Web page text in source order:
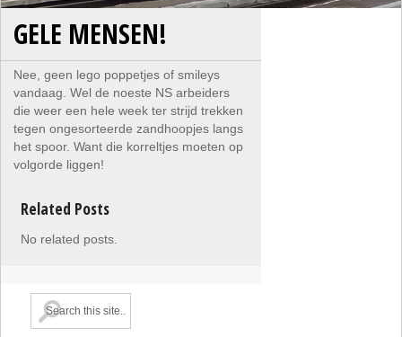
GELE MENSEN!
Nee, geen lego poppetjes of smileys
vandaag. Wel de noeste NS arbeiders
die weer een hele week ter strijd trekken
tegen ongesorteerde zandhoopjes langs
het spoor. Want die korreltjes moeten op
volgorde liggen!
Related Posts
No related posts.